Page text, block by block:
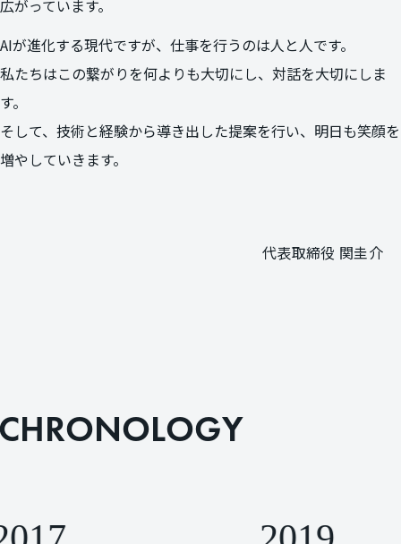
広がっています。
AIが進化する現代ですが、仕事を行うのは人と人です。
私たちはこの繋がりを何よりも大切にし、対話を大切にしま
す。
そして、技術と経験から導き出した提案を行い、明日も笑顔を
増やしていきます。
代表取締役 関圭介
HRONOLOGY